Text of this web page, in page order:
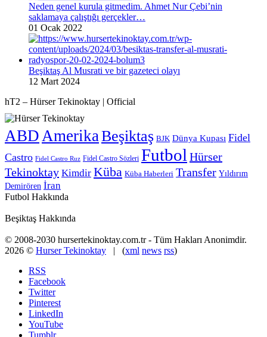
Neden genel kurula gitmedim. Ahmet Nur Çebi’nin
saklamaya çalıştığı gerçekler…
01 Ocak 2022
Beşiktaş Al Musrati ve bir gazeteci olayı
12 Mart 2024
hT2 – Hürser Tekinoktay | Official
ABD Amerika Beşiktaş BJK Dünya Kupası Fidel
Castro Fidel Castro Ruz Fidel Castro Sözleri Futbol Hürser
Tekinoktay Kimdir Küba Küba Haberleri Transfer Yıldırım
Demirören İran
Futbol Hakkında
Beşiktaş Hakkında
© 2008-2030 hursertekinoktay.com.tr - Tüm Hakları Anonimdir.
2026 © Hurser Tekinoktay | (xml news rss)
RSS
Facebook
Twitter
Pinterest
LinkedIn
YouTube
Tumblr